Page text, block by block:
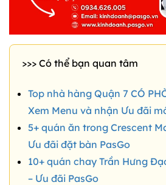
>>> Có thể bạn quan tâm
Top nhà hàng Quận 7 CÓ
Xem Menu và nhận Ưu đãi
5+ quán ăn trong Crescent
Ưu đãi đặt bàn PasGo
10+ quán chay Trần Hưng
– Ưu đãi PasGo